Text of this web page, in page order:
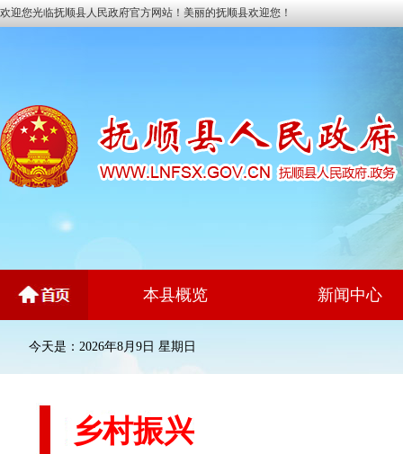
欢迎您光临抚顺县人民政府官方网站！美丽的抚顺县欢迎您！
本县概览 新闻中心
今天是：2026年8月9日 星期日
乡村振兴